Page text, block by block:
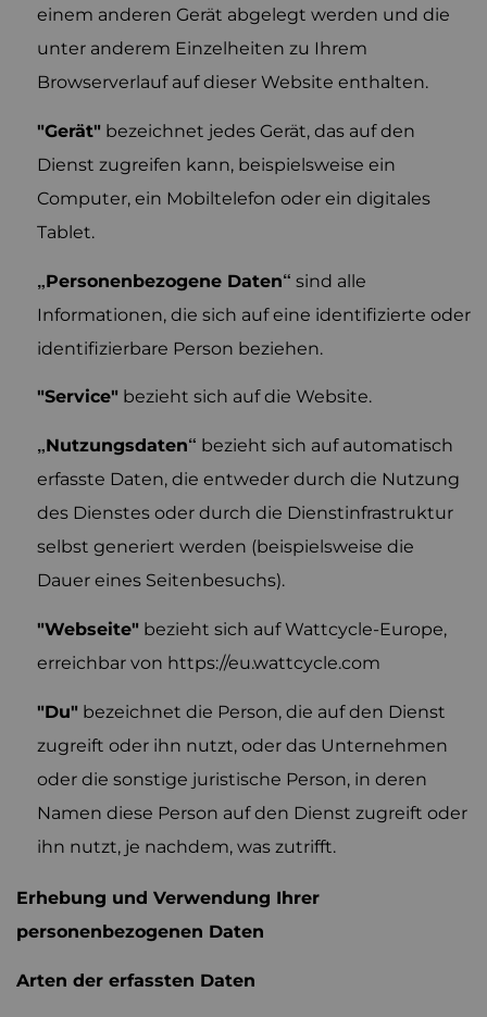
einem anderen Gerät abgelegt werden und die
unter anderem Einzelheiten zu Ihrem
Browserverlauf auf dieser Website enthalten.
"Gerät" bezeichnet jedes Gerät, das auf den
Dienst zugreifen kann, beispielsweise ein
Computer, ein Mobiltelefon oder ein digitales
Tablet.
„Personenbezogene Daten“ sind alle
Informationen, die sich auf eine identifizierte oder
identifizierbare Person beziehen.
"Service" bezieht sich auf die Website.
„Nutzungsdaten“ bezieht sich auf automatisch
erfasste Daten, die entweder durch die Nutzung
des Dienstes oder durch die Dienstinfrastruktur
selbst generiert werden (beispielsweise die
Dauer eines Seitenbesuchs).
"Webseite" bezieht sich auf Wattcycle-Europe,
erreichbar von https://eu.wattcycle.com
"Du" bezeichnet die Person, die auf den Dienst
zugreift oder ihn nutzt, oder das Unternehmen
oder die sonstige juristische Person, in deren
Namen diese Person auf den Dienst zugreift oder
ihn nutzt, je nachdem, was zutrifft.
Erhebung und Verwendung Ihrer
personenbezogenen Daten
Arten der erfassten Daten